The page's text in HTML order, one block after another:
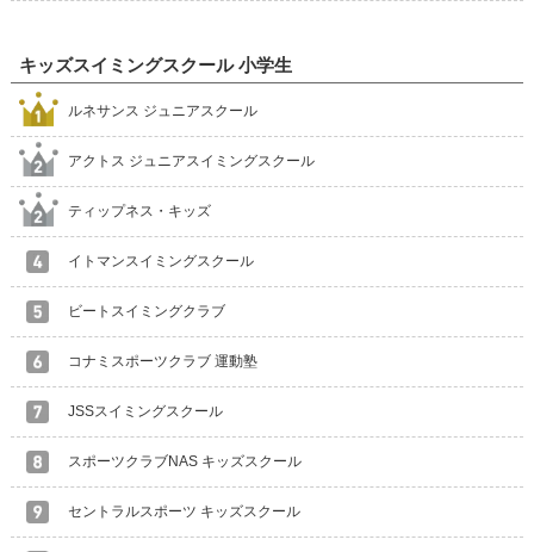
キッズスイミングスクール 小学生
ルネサンス ジュニアスクール
アクトス ジュニアスイミングスクール
ティップネス・キッズ
イトマンスイミングスクール
ビートスイミングクラブ
コナミスポーツクラブ 運動塾
JSSスイミングスクール
スポーツクラブNAS キッズスクール
セントラルスポーツ キッズスクール